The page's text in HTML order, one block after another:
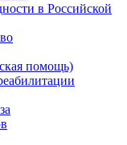
в Российской
помощь)